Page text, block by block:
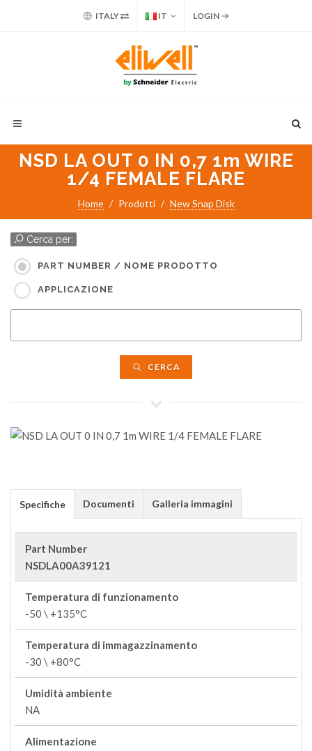
ITALY IT LOGIN
NSD LA OUT 0 IN 0,7 1m WIRE
1/4 FEMALE FLARE
Home Prodotti New Snap Disk
Cerca per:
PART NUMBER / NOME PRODOTTO
APPLICAZIONE
CERCA
Specifiche Documenti Galleria immagini
Part Number
NSDLA00A39121
Temperatura di funzionamento
-50 \ +135°C
Temperatura di immagazzinamento
-30 \ +80°C
Umidità ambiente
NA
Alimentazione